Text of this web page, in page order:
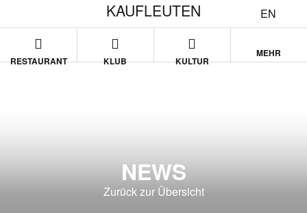
EN
KAUFLEUTEN
RESTAURANT KLUB KULTUR
MEHR
NEWS
Zurück zur Übersicht